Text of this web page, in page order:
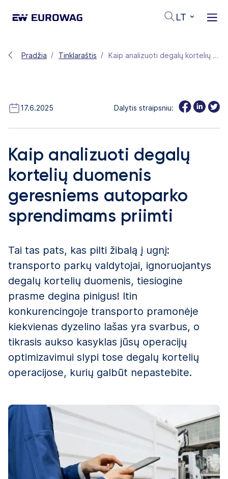
LT
Pradžia Tinklaraštis Kaip analizuoti degalų kortelių duomenis geresniems autoparko sprendimams priimti
17.6.2025 Dalytis straipsniu:
Kaip analizuoti degalų
kortelių duomenis
geresniems autoparko
sprendimams priimti
Tai tas pats, kas pilti žibalą į ugnį:
transporto parkų valdytojai, ignoruojantys
degalų kortelių duomenis, tiesiogine
prasme degina pinigus! Itin
konkurencingoje transporto pramonėje
kiekvienas dyzelino lašas yra svarbus, o
tikrasis aukso kasyklas jūsų operacijų
optimizavimui slypi tose degalų kortelių
operacijose, kurių galbūt nepastebite.